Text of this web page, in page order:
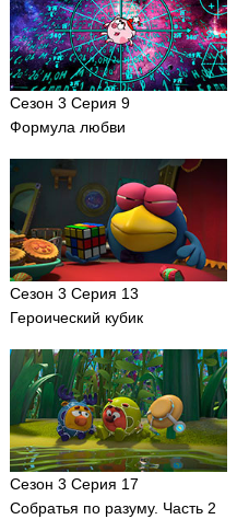
Сезон 3 Серия 9
Формула любви
Сезон 3 Серия 13
Героический кубик
Сезон 3 Серия 17
Собратья по разуму. Часть 2